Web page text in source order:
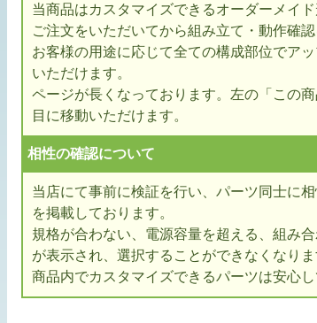
当商品はカスタマイズできるオーダーメイド
ご注文をいただいてから組み立て・動作確
お客様の用途に応じて全ての構成部位でア
いただけます。
ページが長くなっております。左の「この
目に移動いただけます。
相性の確認について
当店にて事前に検証を行い、パーツ同士に
を掲載しております。
規格が合わない、電源容量を超える、組み
が表示され、選択することができなくなりま
商品内でカスタマイズできるパーツは安心し